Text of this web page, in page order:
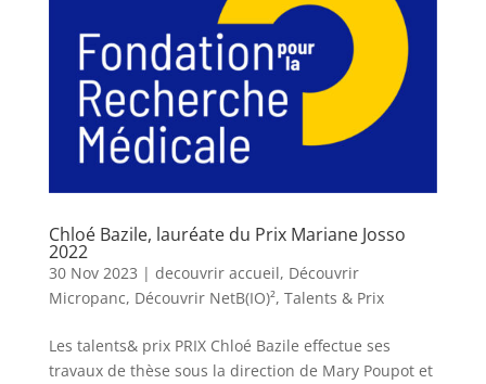
Chloé Bazile, lauréate du Prix Mariane Josso
2022
30 Nov 2023 | decouvrir accueil, Découvrir
Micropanc, Découvrir NetB(IO)², Talents & Prix
Les talents& prix PRIX Chloé Bazile effectue ses
travaux de thèse sous la direction de Mary Poupot et